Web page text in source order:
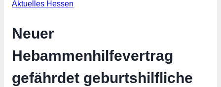
Aktuelles Hessen
Neuer
Hebammenhilfevertrag
gefährdet geburtshilfliche